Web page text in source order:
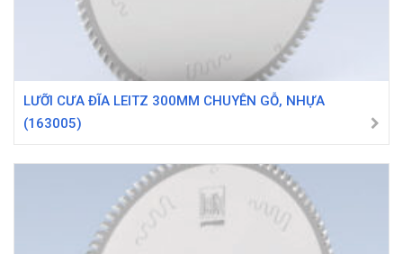
LƯỠI CƯA ĐĨA LEITZ 300MM CHUYÊN GỖ, NHỰA
(163005)